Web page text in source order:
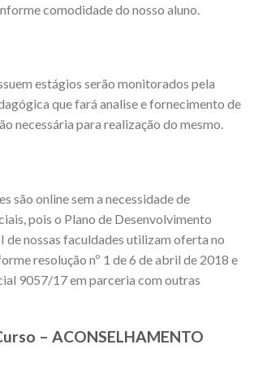
comodidade do nosso aluno.
estágios serão monitorados pela
que fará analise e fornecimento de
necessária para realização do mesmo.
são online sem a necessidade de
pois o Plano de Desenvolvimento
de nossas faculdades utilizam oferta no
resolução nº 1 de 6 de abril de 2018 e
9057/17 em parceria com outras
– ACONSELHAMENTO